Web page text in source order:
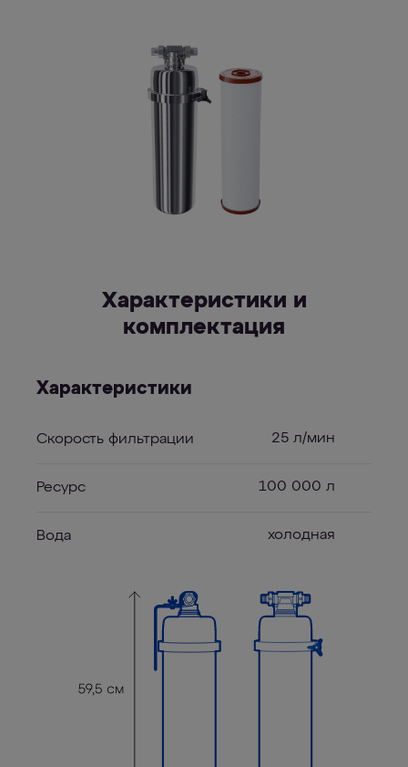
Характеристики и
комплектация
Характеристики
Скорость фильтрации 25 л/мин
Ресурс 100 000 л
Вода холодная